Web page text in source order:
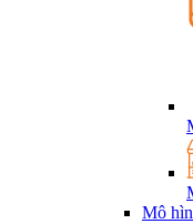
Mô